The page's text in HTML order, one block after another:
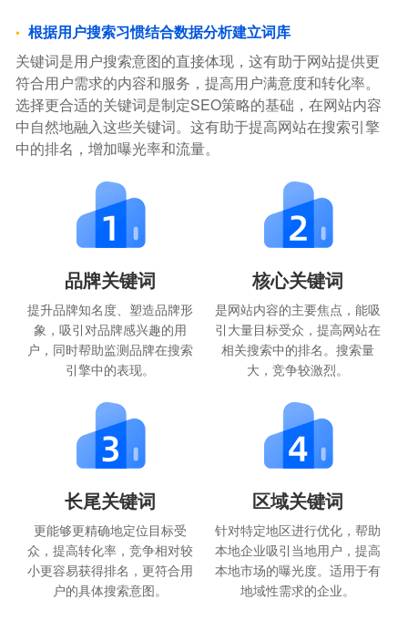
根据用户搜索习惯结合数据分析建立词库
关键词是用户搜索意图的直接体现，这有助于网站提供更
符合用户需求的内容和服务，提高用户满意度和转化率。
选择更合适的关键词是制定SEO策略的基础，在网站内容
中自然地融入这些关键词。这有助于提高网站在搜索引擎
中的排名，增加曝光率和流量。
品牌关键词
提升品牌知名度、塑造品牌形
象，吸引对品牌感兴趣的用
户，同时帮助监测品牌在搜索
引擎中的表现。
核心关键词
是网站内容的主要焦点，能吸
引大量目标受众，提高网站在
相关搜索中的排名。搜索量
大，竞争较激烈。
长尾关键词
更能够更精确地定位目标受
众，提高转化率，竞争相对较
小更容易获得排名，更符合用
户的具体搜索意图。
区域关键词
针对特定地区进行优化，帮助
本地企业吸引当地用户，提高
本地市场的曝光度。适用于有
地域性需求的企业。